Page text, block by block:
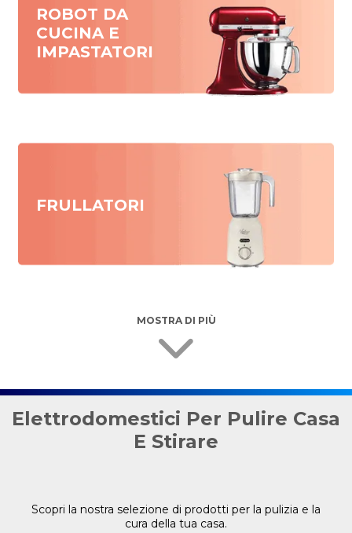
ROBOT DA
CUCINA E
IMPASTATORI
FRULLATORI
MOSTRA DI PIÙ
Elettrodomestici Per Pulire Casa
E Stirare
Scopri la nostra selezione di prodotti per la pulizia e la
cura della tua casa.